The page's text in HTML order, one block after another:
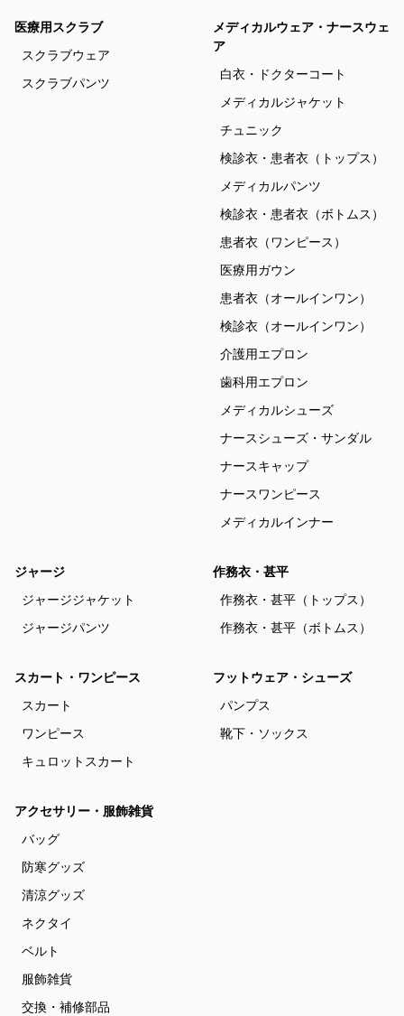
医療用スクラブ
スクラブウェア
スクラブパンツ
メディカルウェア・ナースウェ
ア
白衣・ドクターコート
メディカルジャケット
チュニック
検診衣・患者衣（トップス）
メディカルパンツ
検診衣・患者衣（ボトムス）
患者衣（ワンピース）
医療用ガウン
患者衣（オールインワン）
検診衣（オールインワン）
介護用エプロン
歯科用エプロン
メディカルシューズ
ナースシューズ・サンダル
ナースキャップ
ナースワンピース
メディカルインナー
ジャージ
ジャージジャケット
ジャージパンツ
作務衣・甚平
作務衣・甚平（トップス）
作務衣・甚平（ボトムス）
スカート・ワンピース
スカート
ワンピース
キュロットスカート
フットウェア・シューズ
パンプス
靴下・ソックス
アクセサリー・服飾雑貨
バッグ
防寒グッズ
清涼グッズ
ネクタイ
ベルト
服飾雑貨
交換・補修部品